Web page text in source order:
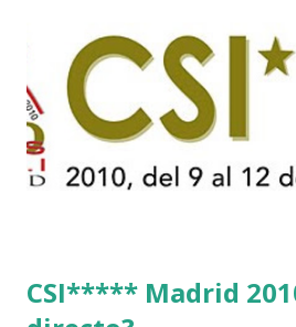
CSI***** Madrid